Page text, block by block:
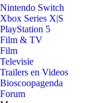
Nintendo Switch
Xbox Series X|S
PlayStation 5
Film & TV
Film
Televisie
Trailers en Videos
Bioscoopagenda
Forum